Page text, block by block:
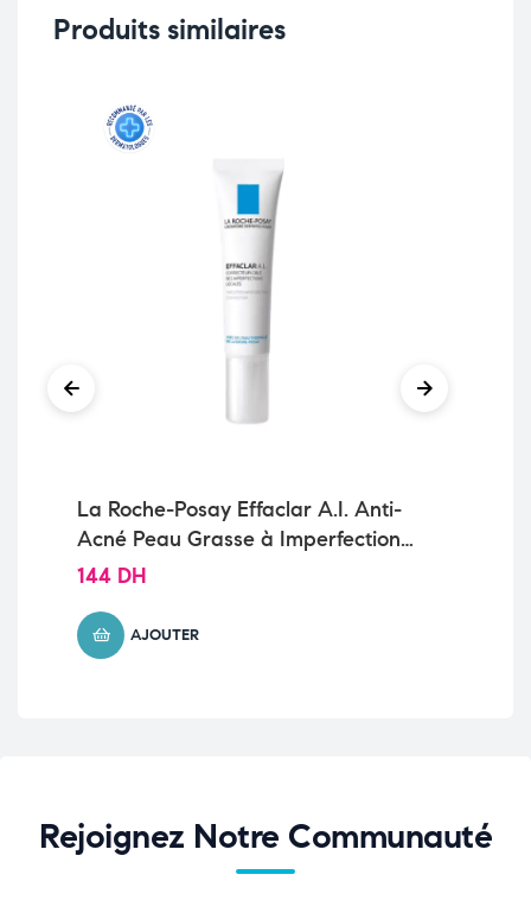
Produits similaires
La Roche-Posay Effaclar A.I. Anti-
Acné Peau Grasse à Imperfections
| 15ml
144 DH
AJOUTER
Rejoignez Notre Communauté